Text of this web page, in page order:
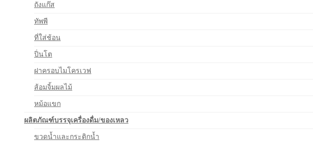
ถังแก๊ส
ทัพพี
ที่ใส่ช้อน
ปิ่นโต
ฝาครอบไมโครเวฟ
ส้อมจิ้มผลไม้
หม้อแขก
ผลิตภัณฑ์บรรจุเครื่องดื่ม/ของเหลว
ขวดน้ำและกระติกน้ำ